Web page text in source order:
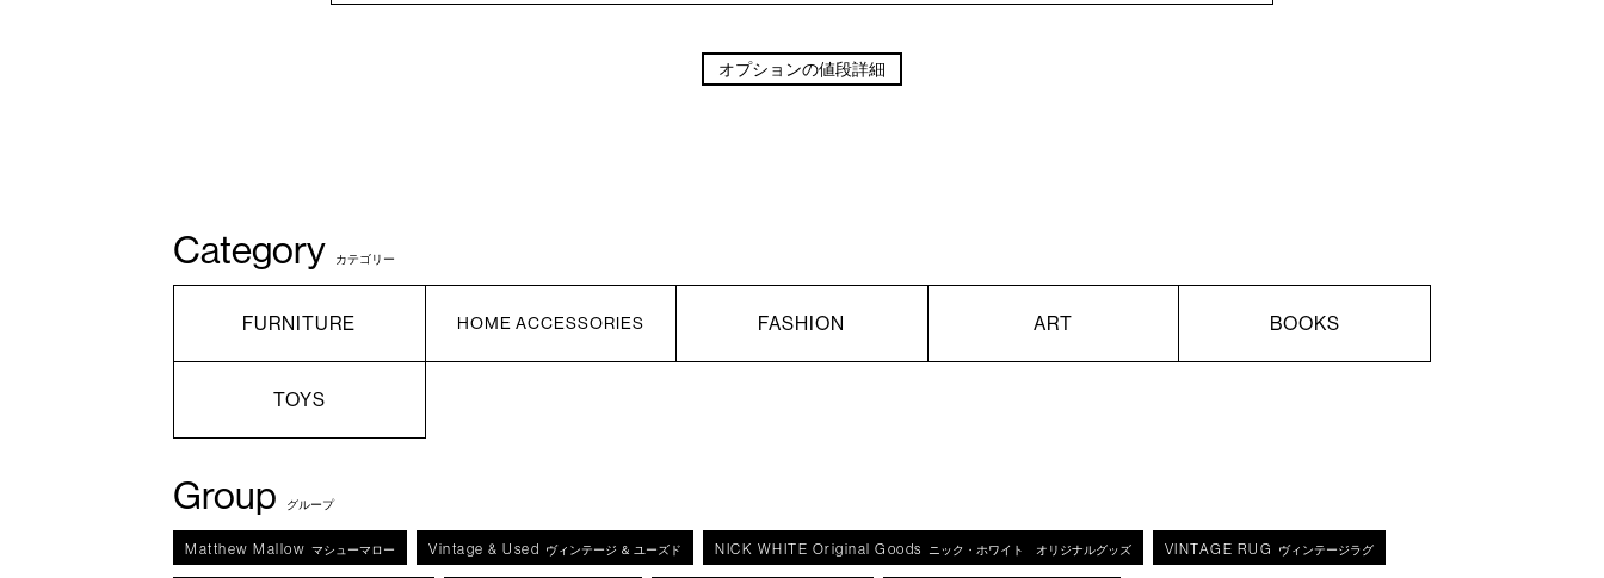
オプションの値段詳細
Category カテゴリー
FURNITURE HOME ACCESSORIES FASHION ART BOOKS
TOYS
Group グループ
Matthew Mallow マシューマロー Vintage & Used ヴィンテージ ＆ ユーズド NICK WHITE Original Goods ニック・ホワイト オリジナルグッズ VINTAGE RUG ヴィンテージラグ